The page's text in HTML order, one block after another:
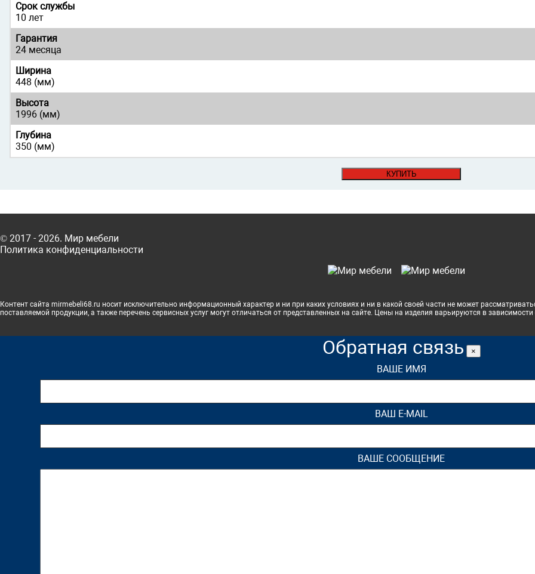
Срок службы
10 лет
Гарантия
24 месяца
Ширина
448 (мм)
Высота
1996 (мм)
Глубина
350 (мм)
КУПИТЬ
© 2017 - 2026. Мир мебели
Политика конфиденциальности
Контент сайта mirmebeli68.ru носит исключительно информационный характер и ни при каких условиях и ни в какой своей части не может
поставляемой продукции, а также перечень сервисных услуг могут отличаться от представленных на сайте. Цены на изделия варьируются в зависимости
Обратная связь ×
ВАШЕ ИМЯ
ВАШ E-MAIL
ВАШЕ СООБЩЕНИЕ